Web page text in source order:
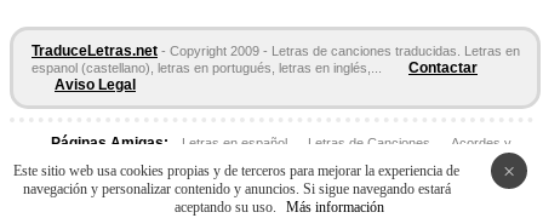
TraduceLetras.net - Copyright 2009 - Letras de canciones traducidas. Letras en
espanol (castellano), letras en portugués, letras en inglés,...
Contactar
Aviso Legal
Páginas Amigas: Letras en español Letras de Canciones
Acordes y
×
Este sitio web usa cookies propias y de terceros para mejorar la experiencia de
navegación y personalizar contenido y anuncios. Si sigue navegando estará
aceptando su uso.
Más información